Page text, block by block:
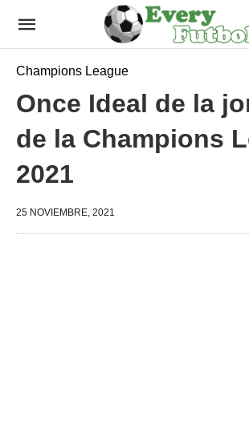
Champions League
Once Ideal de la
de la Champions
2021
25 NOVIEMBRE, 2021